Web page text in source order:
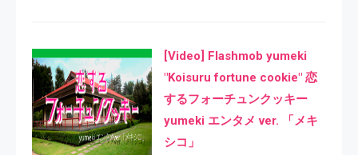
[Video] Flashmob yumeki
"Koisuru fortune cookie" 恋
するフォーチュンクッキー
yumeki エンタメ ver. 「メキ
シコ」